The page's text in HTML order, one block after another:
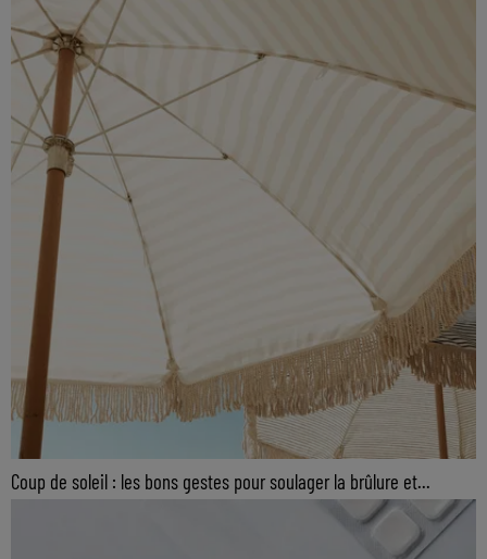
Coup de soleil : les bons gestes pour soulager la brûlure et...